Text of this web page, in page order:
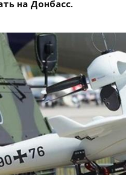
на Донбасс.